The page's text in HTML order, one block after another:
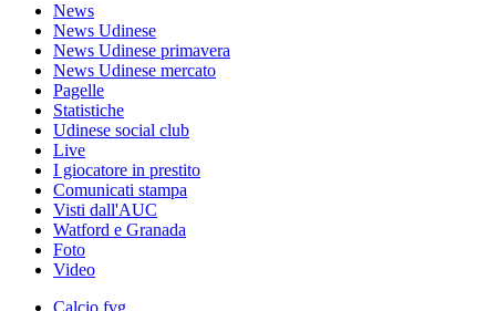
News
News Udinese
News Udinese primavera
News Udinese mercato
Pagelle
Statistiche
Udinese social club
Live
I giocatore in prestito
Comunicati stampa
Visti dall'AUC
Watford e Granada
Foto
Video